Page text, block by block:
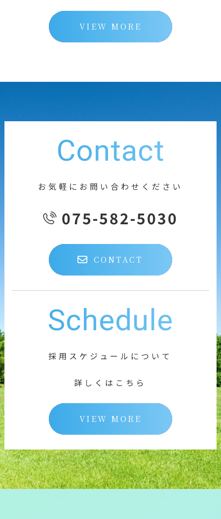
VIEW MORE
Contact
お気軽にお問い合わせください
075-582-5030
CONTACT
Schedule
採用スケジュールについて
詳しくはこちら
VIEW MORE